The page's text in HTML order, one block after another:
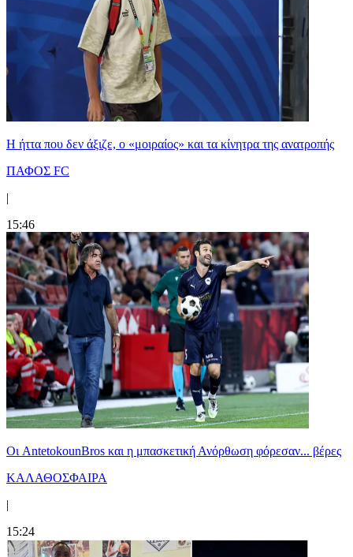
Η ήττα που δεν άξιζε, ο «μοιραίος» και τα κίνητρα της ανατροπής
ΠΑΦΟΣ FC
|
15:46
Oι AntetokounBros και η μπασκετική Ανόρθωση φόρεσαν... βέρες
ΚΑΛΑΘΟΣΦΑΙΡΑ
|
15:24